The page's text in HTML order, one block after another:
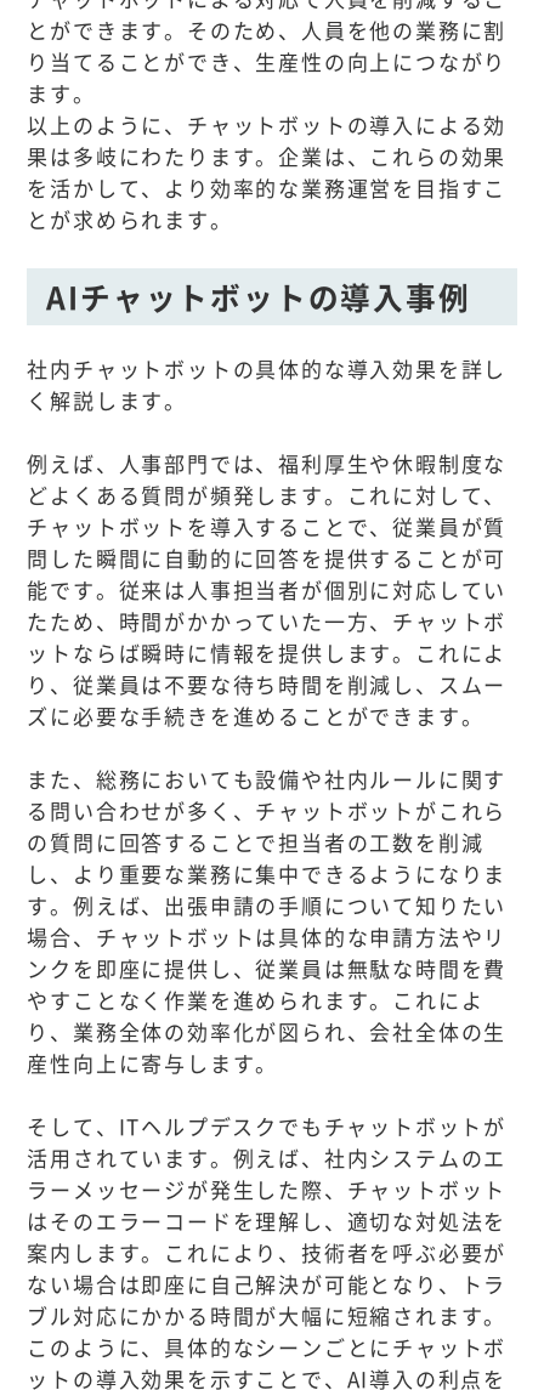
とができます。そのため、人員を他の業務に割
り当てることができ、生産性の向上につながり
ます。
以上のように、チャットボットの導入による効
果は多岐にわたります。企業は、これらの効果
を活かして、より効率的な業務運営を目指すこ
とが求められます。
AIチャットボットの導入事例
社内チャットボットの具体的な導入効果を詳し
く解説します。
例えば、人事部門では、福利厚生や休暇制度な
どよくある質問が頻発します。これに対して、
チャットボットを導入することで、従業員が質
問した瞬間に自動的に回答を提供することが可
能です。従来は人事担当者が個別に対応してい
たため、時間がかかっていた一方、チャットボ
ットならば瞬時に情報を提供します。これによ
り、従業員は不要な待ち時間を削減し、スムー
ズに必要な手続きを進めることができます。
また、総務においても設備や社内ルールに関す
る問い合わせが多く、チャットボットがこれら
の質問に回答することで担当者の工数を削減
し、より重要な業務に集中できるようになりま
す。例えば、出張申請の手順について知りたい
場合、チャットボットは具体的な申請方法やリ
ンクを即座に提供し、従業員は無駄な時間を費
やすことなく作業を進められます。これによ
り、業務全体の効率化が図られ、会社全体の生
産性向上に寄与します。
そして、ITヘルプデスクでもチャットボットが
活用されています。例えば、社内システムのエ
ラーメッセージが発生した際、チャットボット
はそのエラーコードを理解し、適切な対処法を
案内します。これにより、技術者を呼ぶ必要が
ない場合は即座に自己解決が可能となり、トラ
ブル対応にかかる時間が大幅に短縮されます。
このように、具体的なシーンごとにチャットボ
ットの導入効果を示すことで、AI導入の利点を